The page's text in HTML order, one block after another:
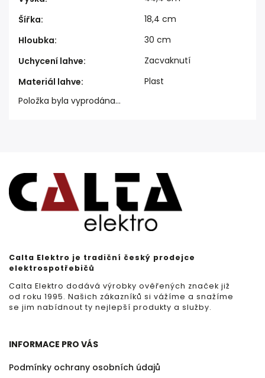
Šířka:
18,4 cm
Hloubka:
30 cm
Uchycení lahve:
Zacvaknutí
Materiál lahve:
Plast
Položka byla vyprodána…
Calta Elektro je tradiční český prodejce
elektrospotřebičů
Calta Elektro dodává výrobky ověřených značek již
od roku 1995. Našich zákazníků si vážíme a snažíme
se jim nabídnout ty nejlepší produkty a služby.
INFORMACE PRO VÁS
Podmínky ochrany osobních údajů